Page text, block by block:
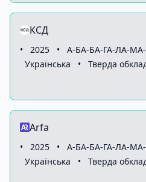
КСД
• 2025 • А-БА-БА-ГА-ЛА-
Українська
• Тверда
Arfa
• 2025 • А-БА-БА-ГА-ЛА-
Українська
• Тверда